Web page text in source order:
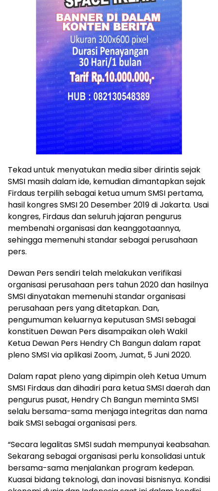
Tekad untuk menyatukan media siber dirintis sejak
SMSI masih dalam ide, kemudian dimantapkan sejak
Firdaus terpilih sebagai ketua umum SMSI pertama,
hasil kongres SMSI 20 Desember 2019 di Jakarta. Usai
kongres, Firdaus dan seluruh jajaran pengurus
membenahi organisasi dan keanggotaannya,
sehingga memenuhi standar sebagai perusahaan
pers.
Dewan Pers sendiri telah melakukan verifikasi
organisasi perusahaan pers tahun 2020 dan hasilnya
SMSI dinyatakan memenuhi standar organisasi
perusahaan pers yang ditetapkan. Dan,
pengumuman keluarnya keputusan SMSI sebagai
konstituen Dewan Pers disampaikan oleh Wakil
Ketua Dewan Pers Hendry Ch Bangun dalam rapat
pleno SMSI via aplikasi Zoom, Jumat, 5 Juni 2020.
Dalam rapat pleno yang dipimpin oleh Ketua Umum
SMSI Firdaus dan dihadiri para ketua SMSI daerah dan
pengurus pusat, Hendry Ch Bangun meminta SMSI
selalu bersama-sama menjaga integritas dan nama
baik SMSI sebagai organisasi pers.
“Secara legalitas SMSI sudah mempunyai keabsahan.
Sekarang sebagai organisasi perlu konsolidasi untuk
bersama-sama menjalankan program kedepan.
Kuasai bidang teknologi, dan inovasi bisnisnya. Kondisi